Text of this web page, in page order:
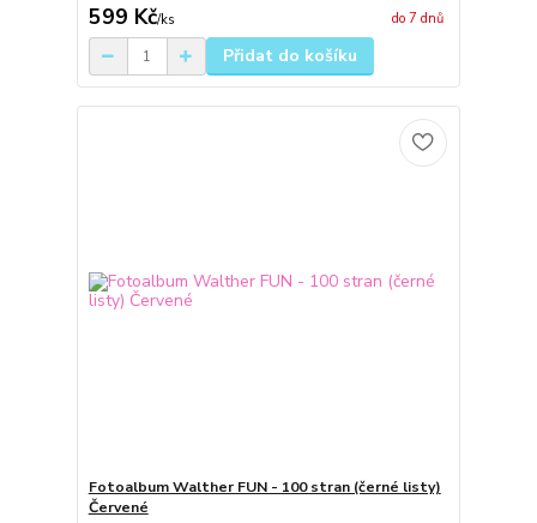
599 Kč/ks do 7 dnů
Přidat do košíku
Fotoalbum Walther FUN - 100 stran (černé listy)
Červené